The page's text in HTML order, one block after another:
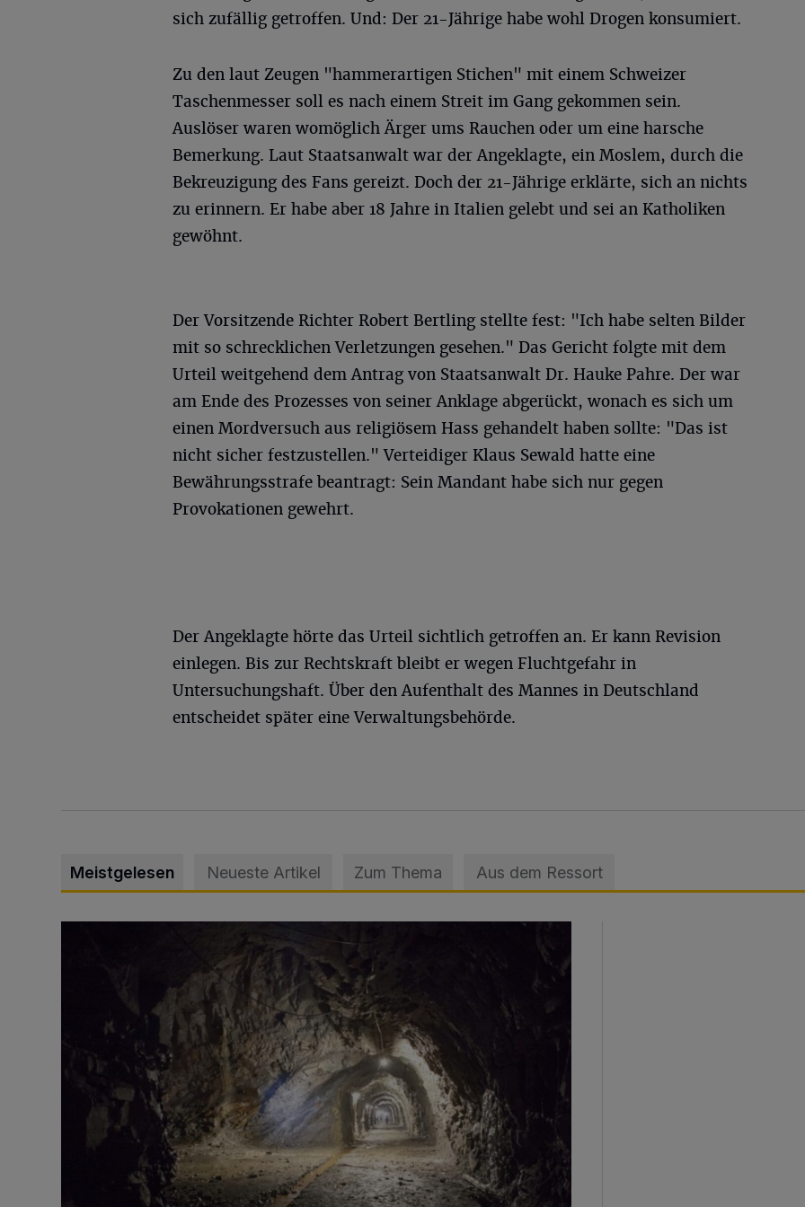
sich zufällig getroffen. Und: Der 21-Jährige habe wohl Drogen konsumiert.
Zu den laut Zeugen "hammerartigen Stichen" mit einem Schweizer
Taschenmesser soll es nach einem Streit im Gang gekommen sein.
Auslöser waren womöglich Ärger ums Rauchen oder um eine harsche
Bemerkung. Laut Staatsanwalt war der Angeklagte, ein Moslem, durch die
Bekreuzigung des Fans gereizt. Doch der 21-Jährige erklärte, sich an nichts
zu erinnern. Er habe aber 18 Jahre in Italien gelebt und sei an Katholiken
gewöhnt.
Der Vorsitzende Richter Robert Bertling stellte fest: "Ich habe selten Bilder
mit so schrecklichen Verletzungen gesehen." Das Gericht folgte mit dem
Urteil weitgehend dem Antrag von Staatsanwalt Dr. Hauke Pahre. Der war
am Ende des Prozesses von seiner Anklage abgerückt, wonach es sich um
einen Mordversuch aus religiösem Hass gehandelt haben sollte: "Das ist
nicht sicher festzustellen." Verteidiger Klaus Sewald hatte eine
Bewährungsstrafe beantragt: Sein Mandant habe sich nur gegen
Provokationen gewehrt.
Der Angeklagte hörte das Urteil sichtlich getroffen an. Er kann Revision
einlegen. Bis zur Rechtskraft bleibt er wegen Fluchtgefahr in
Untersuchungshaft. Über den Aufenthalt des Mannes in Deutschland
entscheidet später eine Verwaltungsbehörde.
Meistgelesen Neueste Artikel Zum Thema Aus dem Ressort